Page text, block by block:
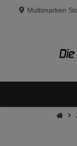
Multimarken